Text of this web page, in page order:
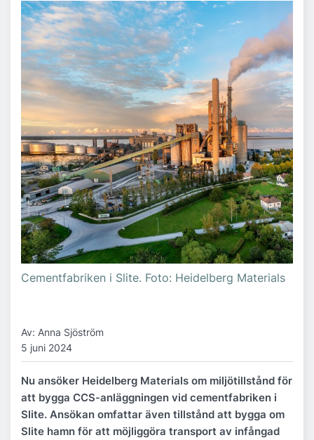
Cementfabriken i Slite. Foto: Heidelberg Materials
Av: Anna Sjöström
5 juni 2024
Nu ansöker Heidelberg Materials om miljötillstånd för
att bygga CCS-anläggningen vid cementfabriken i
Slite. Ansökan omfattar även tillstånd att bygga om
Slite hamn för att möjliggöra transport av infångad